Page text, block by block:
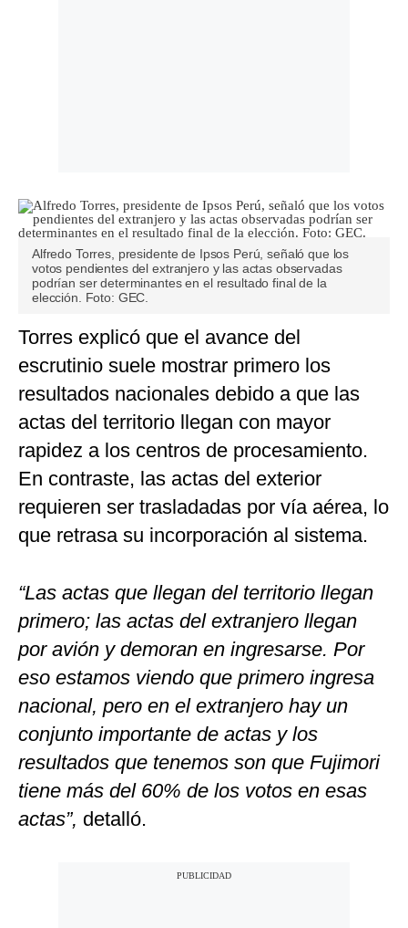
Alfredo Torres, presidente de Ipsos Perú, señaló que los
votos pendientes del extranjero y las actas observadas
podrían ser determinantes en el resultado final de la
elección. Foto: GEC.
Torres explicó que el avance del
escrutinio suele mostrar primero los
resultados nacionales debido a que las
actas del territorio llegan con mayor
rapidez a los centros de procesamiento.
En contraste, las actas del exterior
requieren ser trasladadas por vía aérea, lo
que retrasa su incorporación al sistema.
“Las actas que llegan del territorio llegan
primero; las actas del extranjero llegan
por avión y demoran en ingresarse. Por
eso estamos viendo que primero ingresa
nacional, pero en el extranjero hay un
conjunto importante de actas y los
resultados que tenemos son que Fujimori
tiene más del 60% de los votos en esas
actas”, detalló.